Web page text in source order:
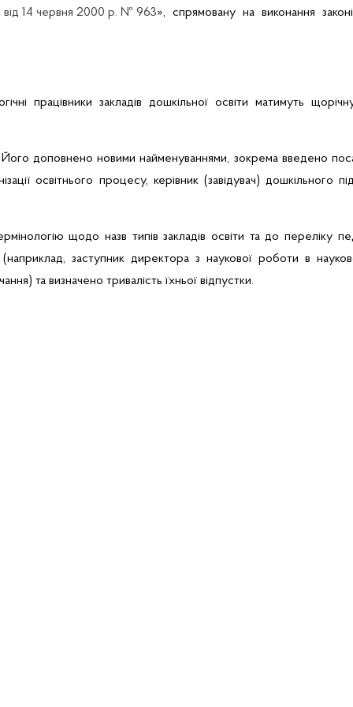
від 14 червня 2000 р. № 963», спрямовану на виконання
працівники закладів дошкільної освіти матимуть
Його доповнено новими найменуваннями, зокрема введено
освітнього процесу, керівник (завідувач) дошкільного
щодо назв типів закладів освіти та до переліку
заступник директора з наукової роботи в
та визначено тривалість їхньої відпустки.